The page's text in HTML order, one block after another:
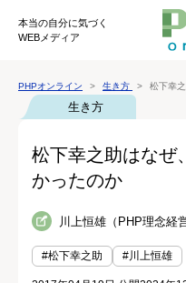
本当の自分に気づく
WEBメディア
PHPオンライン 生き方 松下幸
生き方
松下幸之助はなぜ
かったのか
川上恒雄（PHP理念経
#松下幸之助 #川上恒雄